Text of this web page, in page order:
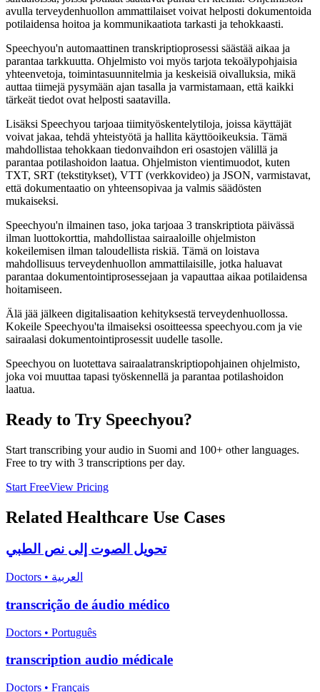
avulla terveydenhuollon ammattilaiset voivat helposti dokumentoida
potilaidensa hoitoa ja kommunikaatiota tarkasti ja tehokkaasti.
Speechyou'n automaattinen transkriptioprosessi säästää aikaa ja
parantaa tarkkuutta. Ohjelmisto voi myös tarjota tekoälypohjaisia
yhteenvetoja, toimintasuunnitelmia ja keskeisiä oivalluksia, mikä
auttaa tiimejä pysymään ajan tasalla ja varmistamaan, että kaikki
tärkeät tiedot ovat helposti saatavilla.
Lisäksi Speechyou tarjoaa tiimityöskentelytiloja, joissa käyttäjät
voivat jakaa, tehdä yhteistyötä ja hallita käyttöoikeuksia. Tämä
mahdollistaa tehokkaan tiedonvaihdon eri osastojen välillä ja
parantaa potilashoidon laatua. Ohjelmiston vientimuodot, kuten
TXT, SRT (tekstitykset), VTT (verkkovideo) ja JSON, varmistavat,
että dokumentaatio on yhteensopivaa ja valmis säädösten
mukaiseksi.
Speechyou'n ilmainen taso, joka tarjoaa 3 transkriptiota päivässä
ilman luottokorttia, mahdollistaa sairaaloille ohjelmiston
kokeilemisen ilman taloudellista riskiä. Tämä on loistava
mahdollisuus terveydenhuollon ammattilaisille, jotka haluavat
parantaa dokumentointiprosessejaan ja vapauttaa aikaa potilaidensa
hoitamiseen.
Älä jää jälkeen digitalisaation kehityksestä terveydenhuollossa.
Kokeile Speechyou'ta ilmaiseksi osoitteessa speechyou.com ja vie
sairaalasi dokumentointiprosessit uudelle tasolle.
Speechyou on luotettava sairaalatranskriptiopohjainen ohjelmisto,
joka voi muuttaa tapasi työskennellä ja parantaa potilashoidon
laatua.
Ready to Try Speechyou?
Start transcribing your audio in Suomi and 100+ other languages.
Free to try with 3 transcriptions per day.
Start FreeView Pricing
Related Healthcare Use Cases
تحويل الصوت إلى نص الطبي
Doctors • العربية
transcrição de áudio médico
Doctors • Português
transcription audio médicale
Doctors • Français